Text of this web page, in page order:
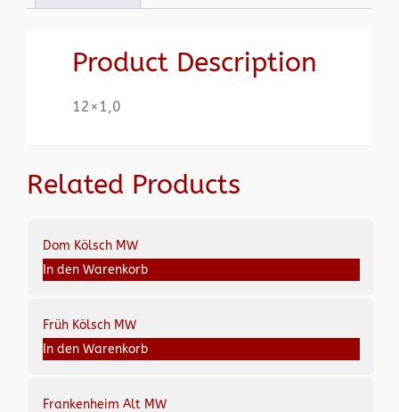
Product Description
12×1,0
Related Products
Dom Kölsch MW
In den Warenkorb
Früh Kölsch MW
In den Warenkorb
Frankenheim Alt MW